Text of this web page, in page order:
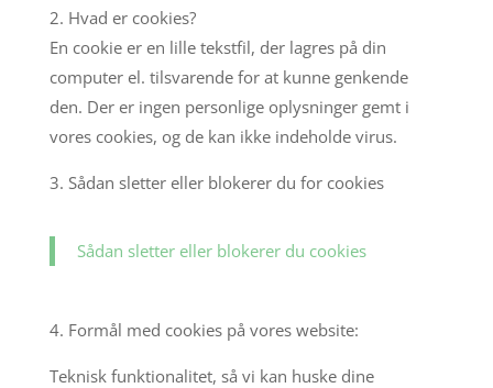
2. Hvad er cookies?
En cookie er en lille tekstfil, der lagres på din
computer el. tilsvarende for at kunne genkende
den. Der er ingen personlige oplysninger gemt i
vores cookies, og de kan ikke indeholde virus.
3. Sådan sletter eller blokerer du for cookies
Sådan sletter eller blokerer du cookies
4. Formål med cookies på vores website:
Teknisk funktionalitet, så vi kan huske dine